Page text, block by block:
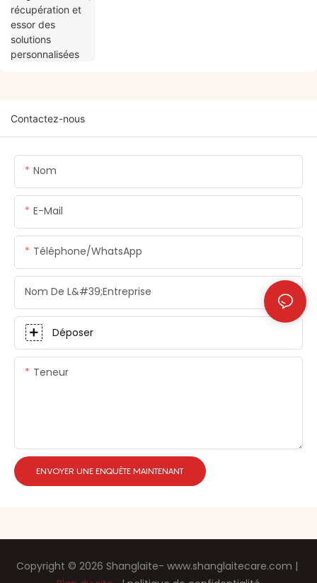
Contactez-nous
Nom
E-Mail
Téléphone/WhatsApp
Nom De L&#39;entreprise
Déposer
Teneur
ENVOYER UNE ENQUÊTE MAINTENANT
Copyright © 2026 Shanglaite- www.shanglaitecare.com |